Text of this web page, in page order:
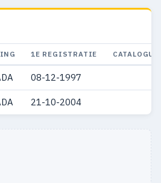
1E REGISTRATIE
08-12-1997
21-10-2004